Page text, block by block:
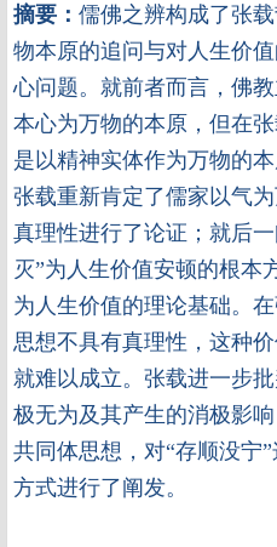
摘要： 儒佛之辨构成了张
物本原的追问与对人生价
心问题。就前者而言，佛
本心为万物的本原，但在
是以精神实体作为万物的
张载重新肯定了儒家以气
真理性进行了论证；就后
灭”为人生价值安顿的根本
为人生价值的理论基础。
思想不具有真理性，这种
就难以成立。张载进一步
极无为及其产生的消极影
共同体思想，对“存顺没宁
方式进行了阐发。